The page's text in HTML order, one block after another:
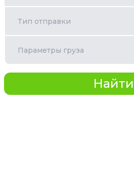
Тип отправки
Параметры груза
Найти